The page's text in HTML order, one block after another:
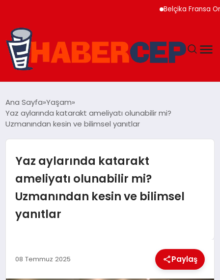
Belçika Fransa
GÜNDEM
SOSYAL MEDYA
KÜLTÜREL
Ana Sayfa Yaşam
Yaz aylarında katarakt ameliyatı olunabilir mi?
Uzmanından kesin ve bilimsel yanıtlar
Yaz aylarında katarakt
ameliyatı olunabilir mi?
Uzmanından kesin ve bilimsel
yanıtlar
08 Temmuz 2025 Paylaş